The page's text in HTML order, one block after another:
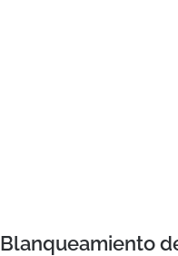
Blanqueamiento